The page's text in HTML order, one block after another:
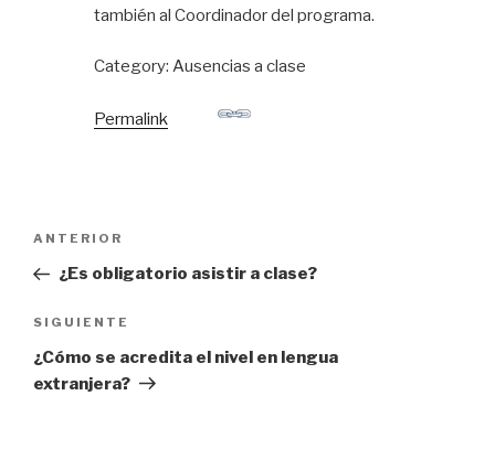
también al Coordinador del programa.
Category: Ausencias a clase
Permalink
ANTERIOR
¿Es obligatorio asistir a clase?
SIGUIENTE
¿Cómo se acredita el nivel en lengua
extranjera?